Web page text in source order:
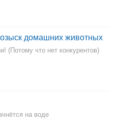
домашних животных
(Потому что нет конкурентов)
на воде